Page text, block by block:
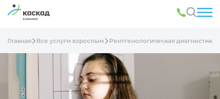
Главная Все услуги взрослым Рентгенологическая диагностика